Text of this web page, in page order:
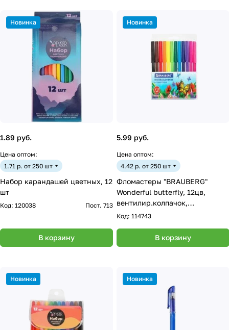
Новинка
1.89 руб.
Цена оптом:
1.71 р. от 250 шт
Набор карандашей цветных, 12
шт
Код: 120038 Пост. 713
В корзину
Новинка
5.99 руб.
Цена оптом:
4.42 р. от 250 шт
Фломастеры "BRAUBERG"
Wonderful butterfly, 12цв,
вентилир.колпачок,
пласт.упаковка
Код: 114743
В корзину
Новинка Новинка